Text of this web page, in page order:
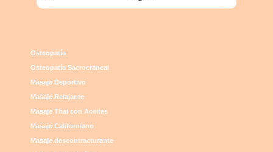
Osteopatía
Osteopatía Sacrocraneal
Masaje Deportivo
Masaje Relajante
Masaje Thai con Aceites
Masaje Californiano
Masaje descontracturante